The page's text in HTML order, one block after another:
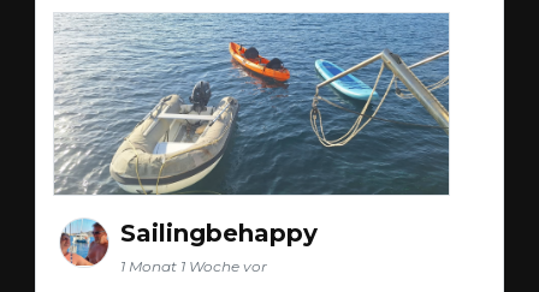
Sailingbehappy
1 Monat 1 Woche vor